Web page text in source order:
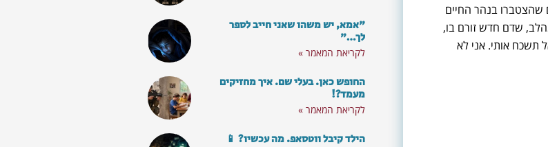
שהצטברו בנהר החיים
שדם חדש זורם בו,
תשכח אותי. אני לא
"אמא, יש משהו שאני חייב לספר
לך…"
לקריאת המאמר »
החופש כאן. בעלי שם. איך מחזיקים
מעמד?!
לקריאת המאמר »
הילד קיבל ווטסאפ. מה עכשיו? 📱לא לפספס את התכנים